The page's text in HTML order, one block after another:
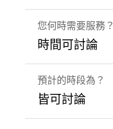
您何時需要服務？
時間可討論
預計的時段為？
皆可討論